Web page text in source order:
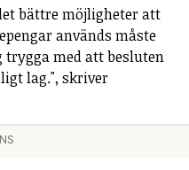
bättre möjligheter att
används måste
med att besluten
lag.", skriver